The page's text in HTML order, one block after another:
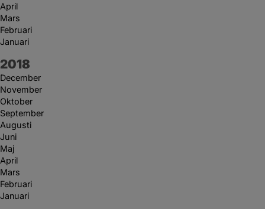
April
Mars
Februari
Januari
År:
2018
December
November
Oktober
September
Augusti
Juni
Maj
April
Mars
Februari
Januari